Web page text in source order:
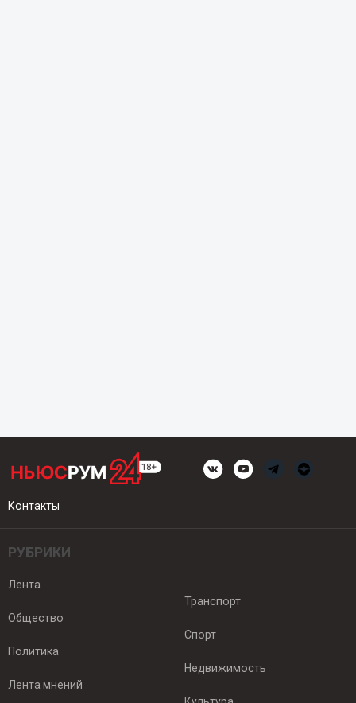
Контакты
РУБРИКИ
Лента
Общество
Политика
Лента мнений
Транспорт
Спорт
Недвижимость